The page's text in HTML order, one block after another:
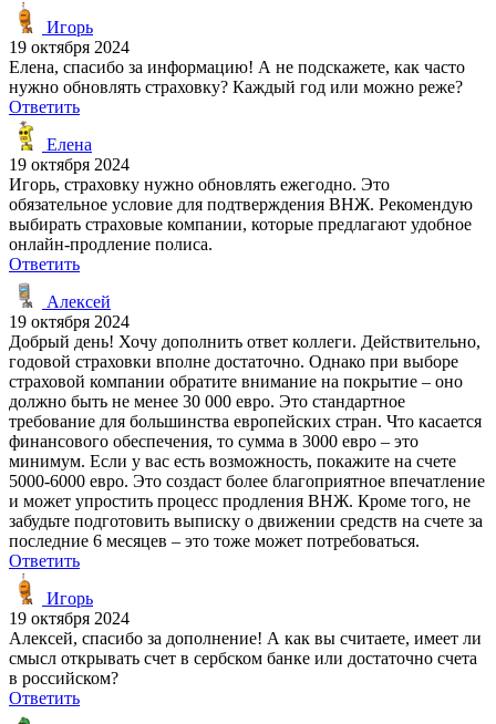
Игорь
19 октября 2024
Елена, спасибо за информацию! А не подскажете, как часто
нужно обновлять страховку? Каждый год или можно реже?
Ответить
Елена
19 октября 2024
Игорь, страховку нужно обновлять ежегодно. Это
обязательное условие для подтверждения ВНЖ. Рекомендую
выбирать страховые компании, которые предлагают удобное
онлайн-продление полиса.
Ответить
Алексей
19 октября 2024
Добрый день! Хочу дополнить ответ коллеги. Действительно,
годовой страховки вполне достаточно. Однако при выборе
страховой компании обратите внимание на покрытие – оно
должно быть не менее 30 000 евро. Это стандартное
требование для большинства европейских стран. Что касается
финансового обеспечения, то сумма в 3000 евро – это
минимум. Если у вас есть возможность, покажите на счете
5000-6000 евро. Это создаст более благоприятное впечатление
и может упростить процесс продления ВНЖ. Кроме того, не
забудьте подготовить выписку о движении средств на счете за
последние 6 месяцев – это тоже может потребоваться.
Ответить
Игорь
19 октября 2024
Алексей, спасибо за дополнение! А как вы считаете, имеет ли
смысл открывать счет в сербском банке или достаточно счета
в российском?
Ответить